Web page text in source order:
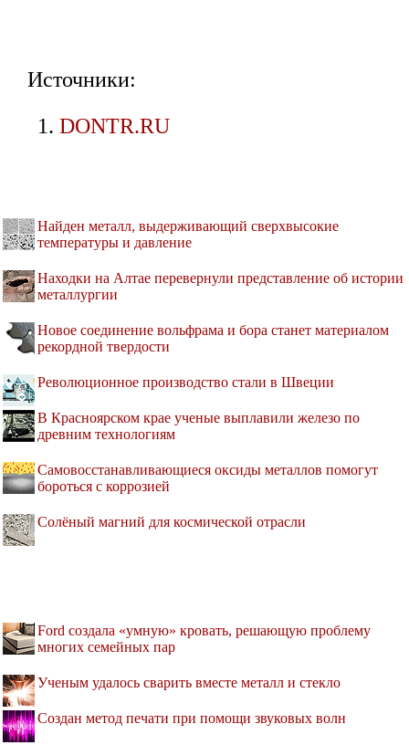
Источники:
DONTR.RU
Найден металл, выдерживающий сверхвысокие
температуры и давление
Находки на Алтае перевернули представление об истории
металлургии
Новое соединение вольфрама и бора станет материалом
рекордной твердости
Революционное производство стали в Швеции
В Красноярском крае ученые выплавили железо по
древним технологиям
Самовосстанавливающиеся оксиды металлов помогут
бороться с коррозией
Солёный магний для космической отрасли
Ford создала «умную» кровать, решающую проблему
многих семейных пар
Ученым удалось сварить вместе металл и стекло
Создан метод печати при помощи звуковых волн